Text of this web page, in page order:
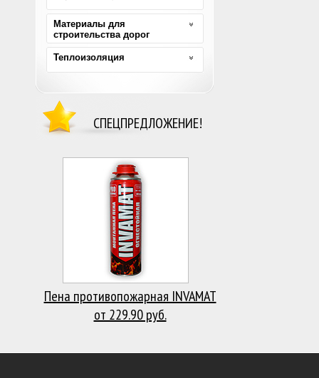
Материалы для
строительства дорог
Теплоизоляция
СПЕЦПРЕДЛОЖЕНИЕ!
Пена противопожарная INVAMAT
от 229.90 руб.